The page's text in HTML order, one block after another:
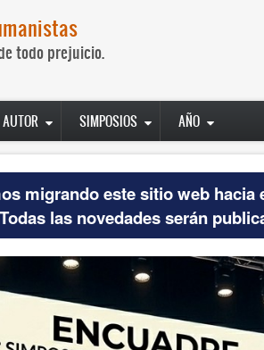
todo prejuicio.
AUTOR SIMPOSIOS AÑO
migrando este sitio web hacia
Todas las novedades serán